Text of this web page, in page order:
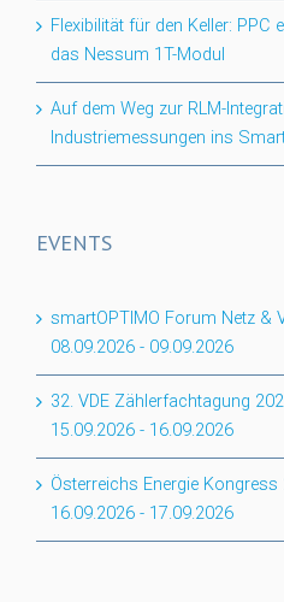
Flexibilität für den Keller: PPC
das Nessum 1T-Modul
Auf dem Weg zur RLM-
Industriemessungen ins
EVENTS
smartOPTIMO Forum Netz &
08.09.2026 - 09.09.2026
32. VDE Zählerfachtagung
15.09.2026 - 16.09.2026
Österreichs Energie Kongress
16.09.2026 - 17.09.2026